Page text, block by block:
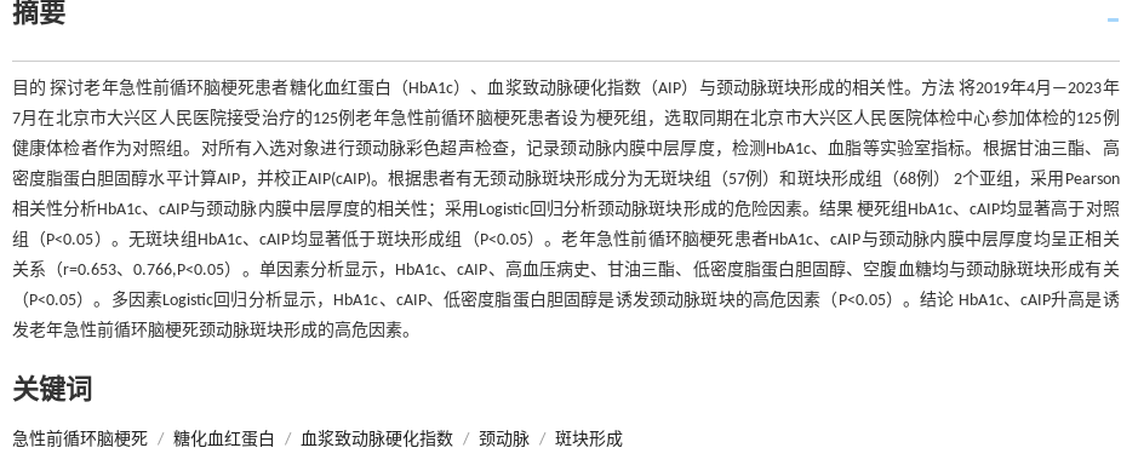
摘要
目的 探讨老年急性前循环脑梗死患者糖化血红蛋白（HbA1c）、血浆致动脉硬化指数（AIP）与颈动脉斑块形成的相关性。方法 将2019年4月—2023年
7月在北京市大兴区人民医院接受治疗的125例老年急性前循环脑梗死患者设为梗死组，选取同期在北京市大兴区人民医院体检中心参加体检的125例
健康体检者作为对照组。对所有入选对象进行颈动脉彩色超声检查，记录颈动脉内膜中层厚度，检测HbA1c、血脂等实验室指标。根据甘油三酯、高
密度脂蛋白胆固醇水平计算AIP，并校正AIP(cAIP)。根据患者有无颈动脉斑块形成分为无斑块组（57例）和斑块形成组（68例） 2个亚组，采用Pearson
相关性分析HbA1c、cAIP与颈动脉内膜中层厚度的相关性；采用Logistic回归分析颈动脉斑块形成的危险因素。结果 梗死组HbA1c、cAIP均显著高于对照
组（P<0.05）。无斑块组HbA1c、cAIP均显著低于斑块形成组（P<0.05）。老年急性前循环脑梗死患者HbA1c、cAIP与颈动脉内膜中层厚度均呈正相关
关系（r=0.653、0.766,P<0.05）。单因素分析显示，HbA1c、cAIP、高血压病史、甘油三酯、低密度脂蛋白胆固醇、空腹血糖均与颈动脉斑块形成有关
（P<0.05）。多因素Logistic回归分析显示，HbA1c、cAIP、低密度脂蛋白胆固醇是诱发颈动脉斑块的高危因素（P<0.05）。结论 HbA1c、cAIP升高是诱
发老年急性前循环脑梗死颈动脉斑块形成的高危因素。
关键词
急性前循环脑梗死 / 糖化血红蛋白 / 血浆致动脉硬化指数 / 颈动脉 / 斑块形成